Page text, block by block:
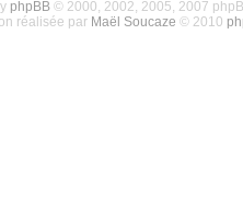
phpBB© 2000, 2002, 2005, 2007
réalisée par Maël Soucaze © 2010